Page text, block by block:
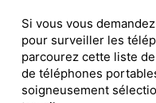
Si vous vous
pour surveiller les
parcourez cette liste
de téléphones
soigneusement